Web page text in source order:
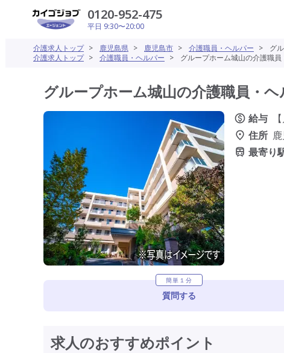
0120-952-475
平日 9:30〜20:00
介護求人トップ > 鹿児島県 > 鹿児島市 > 介護職員・ヘルパー >
グ
介護求人トップ > 介護職員・ヘルパー > グループホーム城山の介護職
グループホーム城山の介護職員・
給与
住所
最寄り
簡単１分
質問する
求人のおすすめポイント